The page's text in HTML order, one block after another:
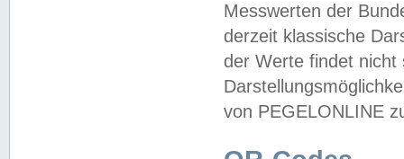
Messwerten der
derzeit klassische
der Werte findet
von PEGELONLINE